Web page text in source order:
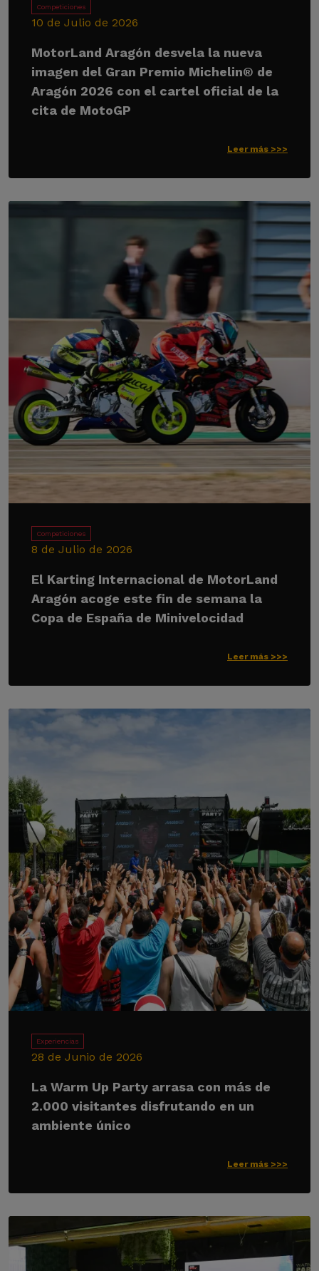
Competiciones
10 de Julio de 2026
MotorLand Aragón desvela la nueva
imagen del Gran Premio Michelin® de
Aragón 2026 con el cartel oficial de la
cita de MotoGP
Leer más >>>
Competiciones
8 de Julio de 2026
El Karting Internacional de MotorLand
Aragón acoge este fin de semana la
Copa de España de Minivelocidad
Leer más >>>
Experiencias
28 de Junio de 2026
La Warm Up Party arrasa con más de
2.000 visitantes disfrutando en un
ambiente único
Leer más >>>